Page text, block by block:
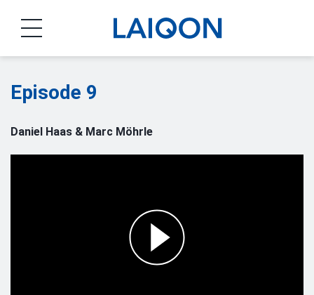
LAIQON
Episode 9
Daniel Haas & Marc Möhrle
Play
Video